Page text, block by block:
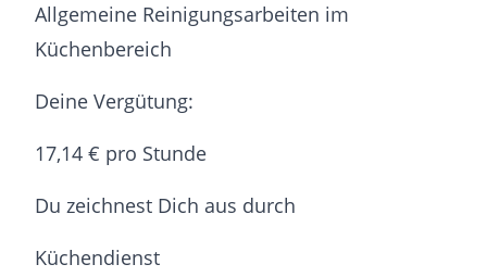
Allgemeine Reinigungsarbeiten im
Küchenbereich
Deine Vergütung:
17,14 € pro Stunde
Du zeichnest Dich aus durch
Küchendienst